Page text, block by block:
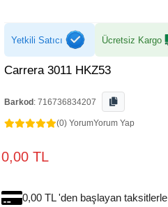
Yetkili Satıcı Ücretsiz Kargo
Carrera 3011 HKZ53
Barkod : 716736834207
(0) YorumYorum Yap
0,00 TL
0,00 TL 'den başlayan taksitlerle